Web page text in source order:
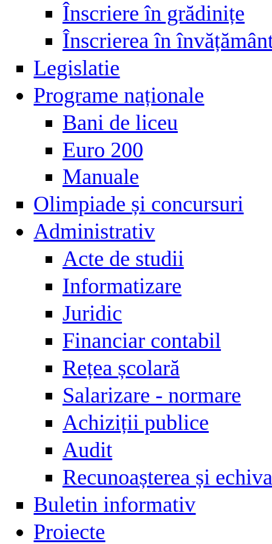
Înscriere în grădinițe
Înscrierea în
Legislatie
Programe naționale
Bani de liceu
Euro 200
Manuale
Olimpiade și concursuri
Administrativ
Acte de studii
Informatizare
Juridic
Financiar contabil
Rețea școlară
Salarizare - normare
Achiziții publice
Audit
Recunoașterea și
Buletin informativ
Proiecte